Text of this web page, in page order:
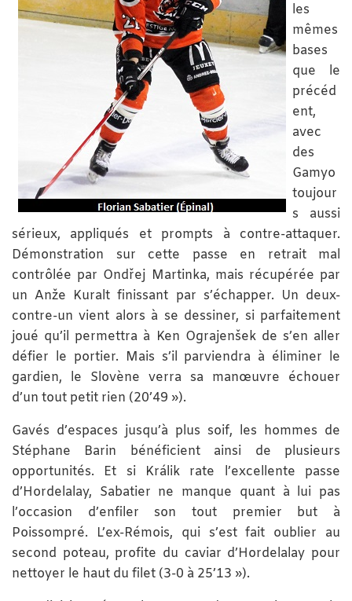
les
mêmes
bases
que le
précéd
ent,
avec
des
Gamyo
toujour
s aussi
sérieux, appliqués et prompts à contre-attaquer.
Démonstration sur cette passe en retrait mal
contrôlée par Ondřej Martinka, mais récupérée par
un Anže Kuralt finissant par s’échapper. Un deux-
contre-un vient alors à se dessiner, si parfaitement
joué qu’il permettra à Ken Ograjenšek de s’en aller
défier le portier. Mais s’il parviendra à éliminer le
gardien, le Slovène verra sa manœuvre échouer
d’un tout petit rien (20’49 »).
Gavés d’espaces jusqu’à plus soif, les hommes de
Stéphane Barin bénéficient ainsi de plusieurs
opportunités. Et si Králik rate l’excellente passe
d’Hordelalay, Sabatier ne manque quant à lui pas
l’occasion d’enfiler son tout premier but à
Poissompré. L’ex-Rémois, qui s’est fait oublier au
second poteau, profite du caviar d’Hordelalay pour
nettoyer le haut du filet (3-0 à 25’13 »).